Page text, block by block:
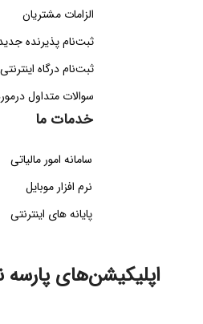
الزامات مشتریان
ثبت‌نام پذیرنده
ثبت‌نام درگاه اینترنتی
سوالات متداول
خدمات ما
سامانه امور مالیاتی
نرم افزار موبایل
پایانه های اینترنتی
اپلیکیشن‌های پارسه